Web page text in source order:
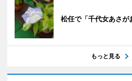
松任で「千代女あさが
もっと見る